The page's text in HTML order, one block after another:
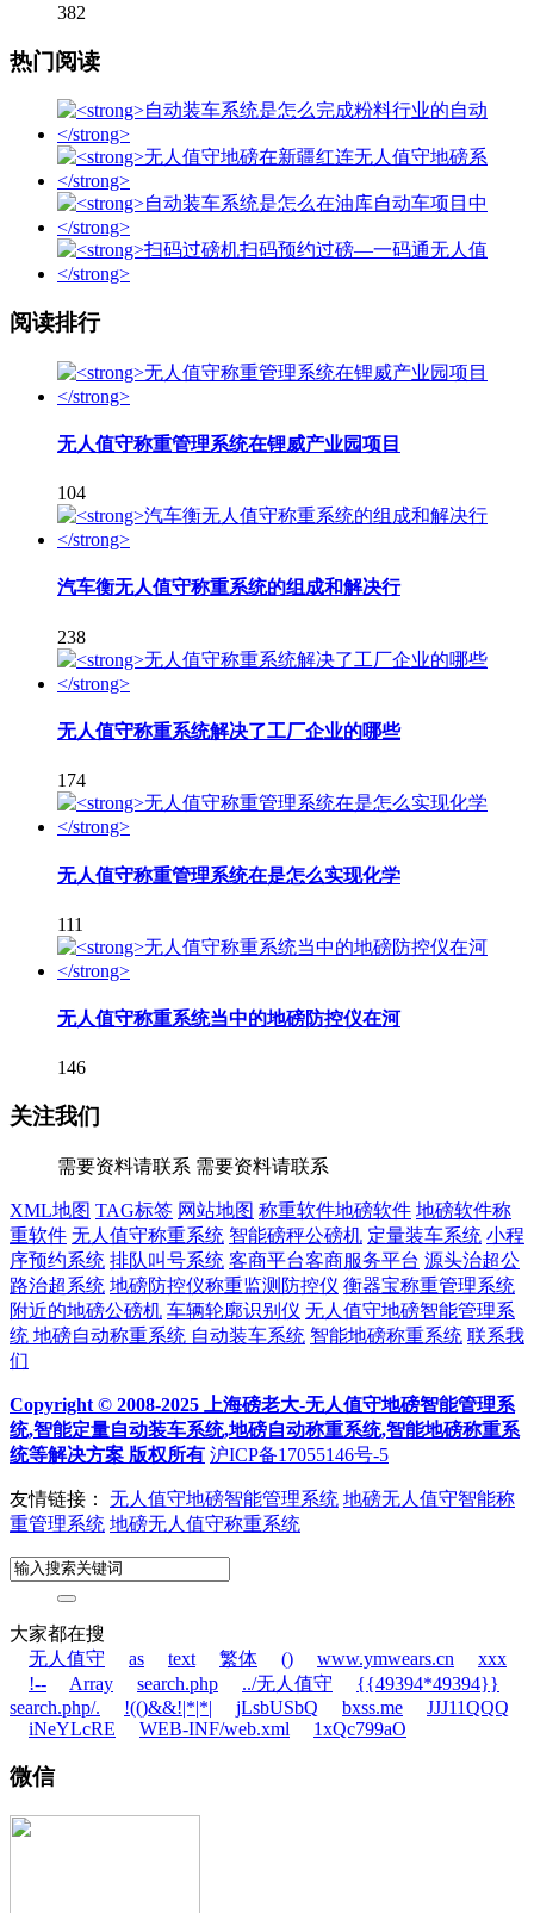
382
热门阅读
阅读排行
无人值守称重管理系统在锂威产业园项目
104
汽车衡无人值守称重系统的组成和解决行
238
无人值守称重系统解决了工厂企业的哪些
174
无人值守称重管理系统在是怎么实现化学
111
无人值守称重系统当中的地磅防控仪在河
146
关注我们
需要资料请联系 需要资料请联系
XML地图 TAG标签 网站地图 称重软件地磅软件 地磅软件称
重软件 无人值守称重系统 智能磅秤公磅机 定量装车系统 小程
序预约系统 排队叫号系统 客商平台客商服务平台 源头治超公
路治超系统 地磅防控仪称重监测防控仪 衡器宝称重管理系统
附近的地磅公磅机 车辆轮廓识别仪 无人值守地磅智能管理系
统 地磅自动称重系统 自动装车系统 智能地磅称重系统 联系我
们
Copyright © 2008-2025 上海磅老大-无人值守地磅智能管理系
统,智能定量自动装车系统,地磅自动称重系统,智能地磅称重系
统等解决方案 版权所有 沪ICP备17055146号-5
友情链接： 无人值守地磅智能管理系统 地磅无人值守智能称
重管理系统 地磅无人值守称重系统
大家都在搜
无人值守
as text 繁体 () www.ymwears.cn
xxx
!--
Array search.php ../无人值守
{{49394*49394}}
search.php/.
!(()&&!|*|*| jLsbUSbQ bxss.me
JJJ11QQQ
iNeYLcRE
WEB-INF/web.xml 1xQc799aO
微信